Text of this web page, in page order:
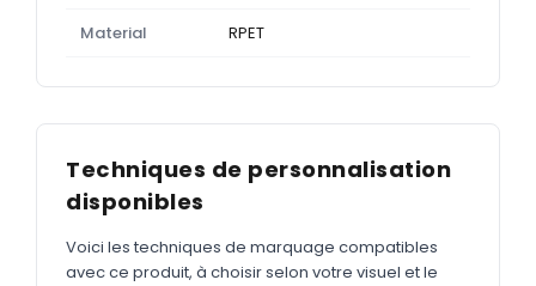
Material RPET
Techniques de personnalisation
disponibles
Voici les techniques de marquage compatibles
avec ce produit, à choisir selon votre visuel et le